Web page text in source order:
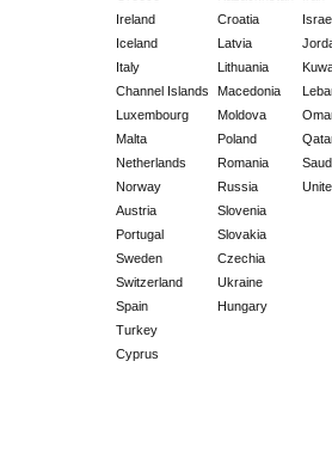
Ireland
Iceland
Italy
Channel Islands
Luxembourg
Malta
Netherlands
Norway
Austria
Portugal
Sweden
Switzerland
Spain
Turkey
Cyprus
Croatia
Latvia
Lithuania
Macedonia
Moldova
Poland
Romania
Russia
Slovenia
Slovakia
Czechia
Ukraine
Hungary